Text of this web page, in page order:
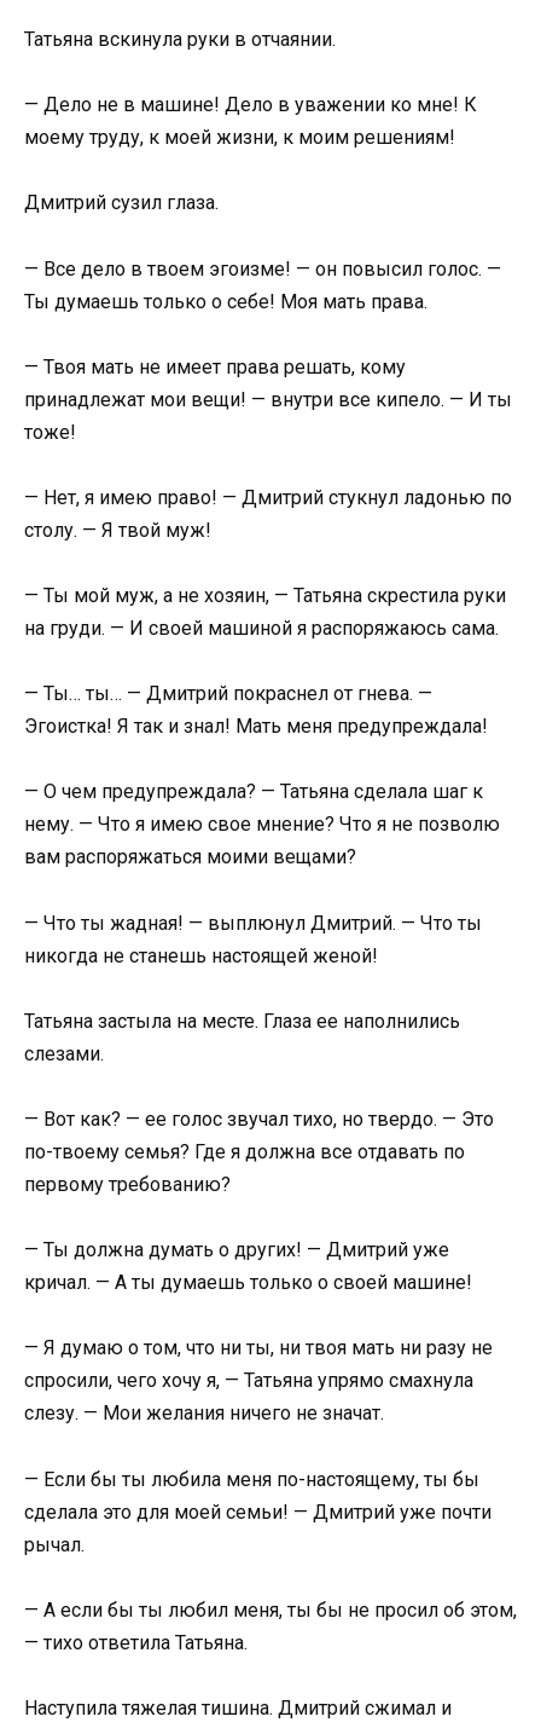
Татьяна вскинула руки в отчаянии.
— Дело не в машине! Дело в уважении ко мне! К
моему труду, к моей жизни, к моим решениям!
Дмитрий сузил глаза.
— Все дело в твоем эгоизме! — он повысил голос. —
Ты думаешь только о себе! Моя мать права.
— Твоя мать не имеет права решать, кому
принадлежат мои вещи! — внутри все кипело. — И ты
тоже!
— Нет, я имею право! — Дмитрий стукнул ладонью по
столу. — Я твой муж!
— Ты мой муж, а не хозяин, — Татьяна скрестила руки
на груди. — И своей машиной я распоряжаюсь сама.
— Ты… ты… — Дмитрий покраснел от гнева. —
Эгоистка! Я так и знал! Мать меня предупреждала!
— О чем предупреждала? — Татьяна сделала шаг к
нему. — Что я имею свое мнение? Что я не позволю
вам распоряжаться моими вещами?
— Что ты жадная! — выплюнул Дмитрий. — Что ты
никогда не станешь настоящей женой!
Татьяна застыла на месте. Глаза ее наполнились
слезами.
— Вот как? — ее голос звучал тихо, но твердо. — Это
по-твоему семья? Где я должна все отдавать по
первому требованию?
— Ты должна думать о других! — Дмитрий уже
кричал. — А ты думаешь только о своей машине!
— Я думаю о том, что ни ты, ни твоя мать ни разу не
спросили, чего хочу я, — Татьяна упрямо смахнула
слезу. — Мои желания ничего не значат.
— Если бы ты любила меня по-настоящему, ты бы
сделала это для моей семьи! — Дмитрий уже почти
рычал.
— А если бы ты любил меня, ты бы не просил об этом,
— тихо ответила Татьяна.
Наступила тяжелая тишина. Дмитрий сжимал и